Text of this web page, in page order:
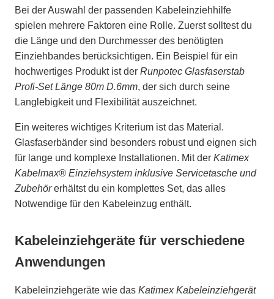
Bei der Auswahl der passenden Kabeleinziehhilfe
spielen mehrere Faktoren eine Rolle. Zuerst solltest du
die Länge und den Durchmesser des benötigten
Einziehbandes berücksichtigen. Ein Beispiel für ein
hochwertiges Produkt ist der Runpotec Glasfaserstab
Profi-Set Länge 80m D.6mm, der sich durch seine
Langlebigkeit und Flexibilität auszeichnet.
Ein weiteres wichtiges Kriterium ist das Material.
Glasfaserbänder sind besonders robust und eignen sich
für lange und komplexe Installationen. Mit der Katimex
Kabelmax® Einziehsystem inklusive Servicetasche und
Zubehörerhältst du ein komplettes Set, das alles
Notwendige für den Kabeleinzug enthält.
Kabeleinziehgeräte für verschiedene
Anwendungen
Kabeleinziehgeräte wie das Katimex Kabeleinziehgerät